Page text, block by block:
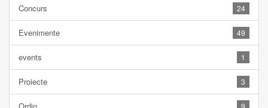
Concurs 24
Evenimente 49
events 1
Proiecte 3
9